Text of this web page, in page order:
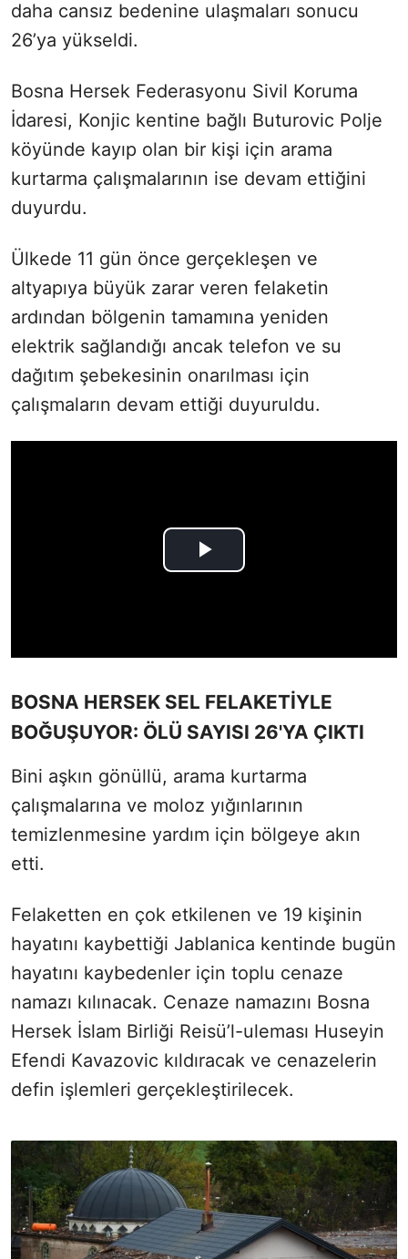
daha cansız bedenine ulaşmaları sonucu
26’ya yükseldi.
Bosna Hersek Federasyonu Sivil Koruma
İdaresi, Konjic kentine bağlı Buturovic Polje
köyünde kayıp olan bir kişi için arama
kurtarma çalışmalarının ise devam ettiğini
duyurdu.
Ülkede 11 gün önce gerçekleşen ve
altyapıya büyük zarar veren felaketin
ardından bölgenin tamamına yeniden
elektrik sağlandığı ancak telefon ve su
dağıtım şebekesinin onarılması için
çalışmaların devam ettiği duyuruldu.
BOSNA HERSEK SEL FELAKETİYLE
BOĞUŞUYOR: ÖLÜ SAYISI 26'YA ÇIKTI
Bini aşkın gönüllü, arama kurtarma
çalışmalarına ve moloz yığınlarının
temizlenmesine yardım için bölgeye akın
etti.
Felaketten en çok etkilenen ve 19 kişinin
hayatını kaybettiği Jablanica kentinde bugün
hayatını kaybedenler için toplu cenaze
namazı kılınacak. Cenaze namazını Bosna
Hersek İslam Birliği Reisü’l-uleması Huseyin
Efendi Kavazovic kıldıracak ve cenazelerin
defin işlemleri gerçekleştirilecek.